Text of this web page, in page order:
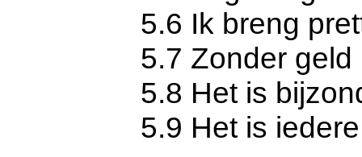
5.6 Ik breng
5.7 Zonder
5.8 Het is
5.9 Het is